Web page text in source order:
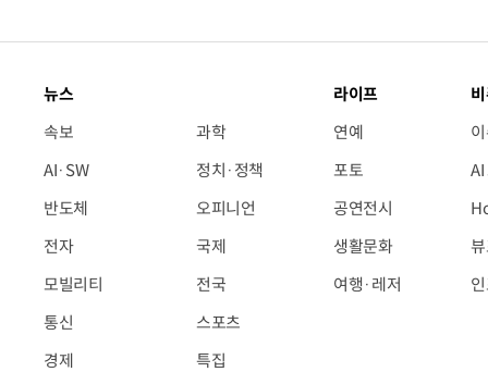
뉴스
속보
AI·SW
반도체
전자
모빌리티
통신
경제
과학
정치·정책
오피니언
국제
전국
스포츠
특집
라이프
연예
포토
공연전시
생활문화
여행·레저